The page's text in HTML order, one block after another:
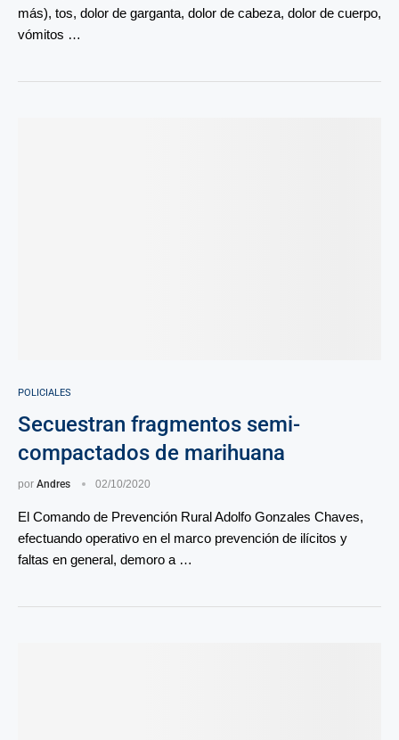
más), tos, dolor de garganta, dolor de cabeza, dolor de cuerpo,
vómitos …
POLICIALES
Secuestran fragmentos semi-
compactados de marihuana
por Andres 02/10/2020
El Comando de Prevención Rural Adolfo Gonzales Chaves,
efectuando operativo en el marco prevención de ilícitos y
faltas en general, demoro a …